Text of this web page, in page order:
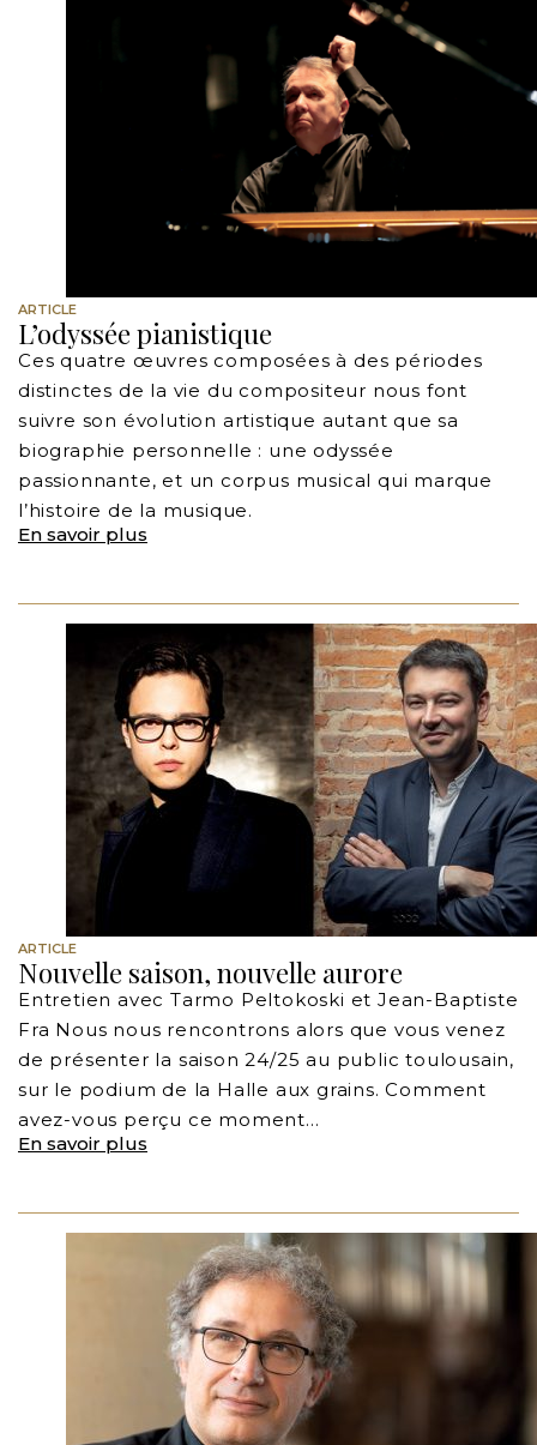
L’odyssée pianistique
ARTICLE
Ces quatre œuvres composées à des périodes
distinctes de la vie du compositeur nous font
suivre son évolution artistique autant que sa
biographie personnelle : une odyssée
passionnante, et un corpus musical qui marque
l’histoire de la musique.
En savoir plus
Nouvelle saison, nouvelle aurore
ARTICLE
Entretien avec Tarmo Peltokoski et Jean-Baptiste
Fra Nous nous rencontrons alors que vous venez
de présenter la saison 24/25 au public toulousain,
sur le podium de la Halle aux grains. Comment
avez-vous perçu ce moment…
En savoir plus